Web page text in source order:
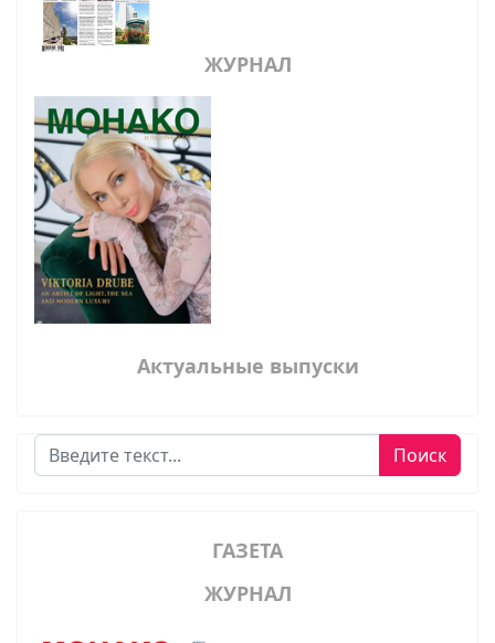
ЖУРНАЛ
Актуальные выпуски
Поиск Поиск
ГАЗЕТА
ЖУРНАЛ